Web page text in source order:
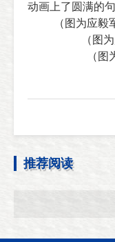
动画上了圆满的句
（图为应毅
（图
（图
推荐阅读